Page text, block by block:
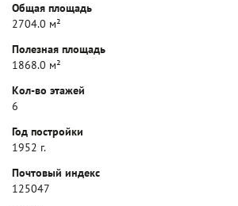
Общая площадь
2704.0 м²
Полезная площадь
1868.0 м²
Кол-во этажей
6
Год постройки
1952 г.
Почтовый индекс
125047